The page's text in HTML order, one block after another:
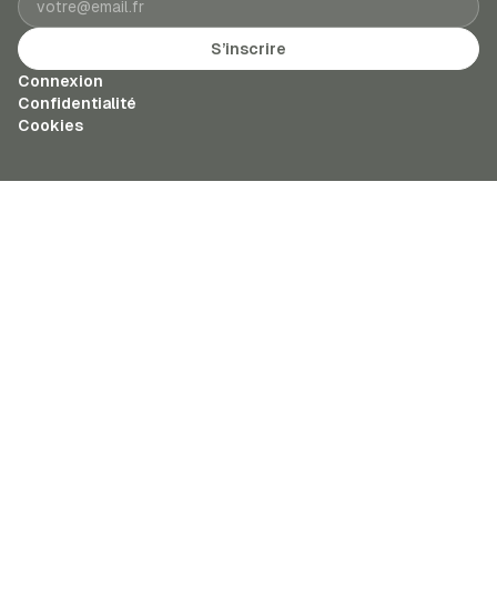
S’inscrire
Connexion
Confidentialité
Cookies